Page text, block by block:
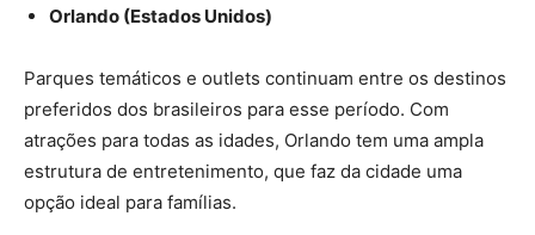
Orlando (Estados Unidos)
Parques temáticos e outlets continuam entre os destinos
preferidos dos brasileiros para esse período. Com
atrações para todas as idades, Orlando tem uma ampla
estrutura de entretenimento, que faz da cidade uma
opção ideal para famílias.